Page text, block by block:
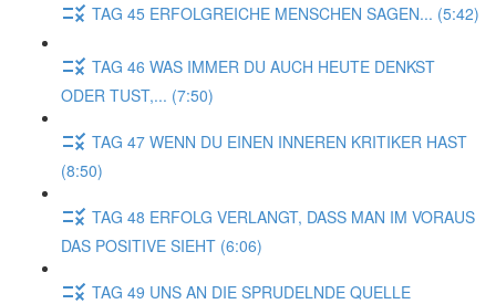
TAG 45 ERFOLGREICHE MENSCHEN SAGEN... (5:42)
TAG 46 WAS IMMER DU AUCH HEUTE DENKST
ODER TUST,... (7:50)
TAG 47 WENN DU EINEN INNEREN KRITIKER HAST
(8:50)
TAG 48 ERFOLG VERLANGT, DASS MAN IM VORAUS
DAS POSITIVE SIEHT (6:06)
TAG 49 UNS AN DIE SPRUDELNDE QUELLE